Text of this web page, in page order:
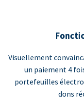
Visuellement
un paiement 4
portefeuilles
dons